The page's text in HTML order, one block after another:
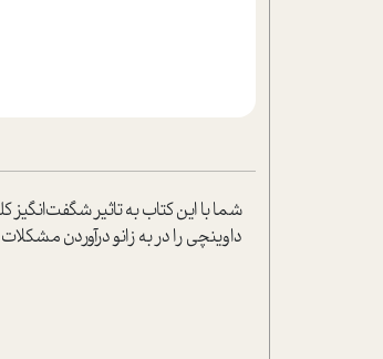
شما با این کتاب به تاثیر
داوینچی را در به زانو درآوردن